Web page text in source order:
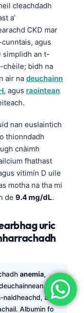
cleachdadh
a’
CKD mar
agus
sìmplidh an t-
chèile; bidh na
air na deuchainn
, agus raointean
nan euslaintich
thionndadh
cnàimh
fhathast
vitimín D uile
motha na tha mi
de 9.4 mg/dL.
uric
anemia,
naidheachd, ach
Albumin fo